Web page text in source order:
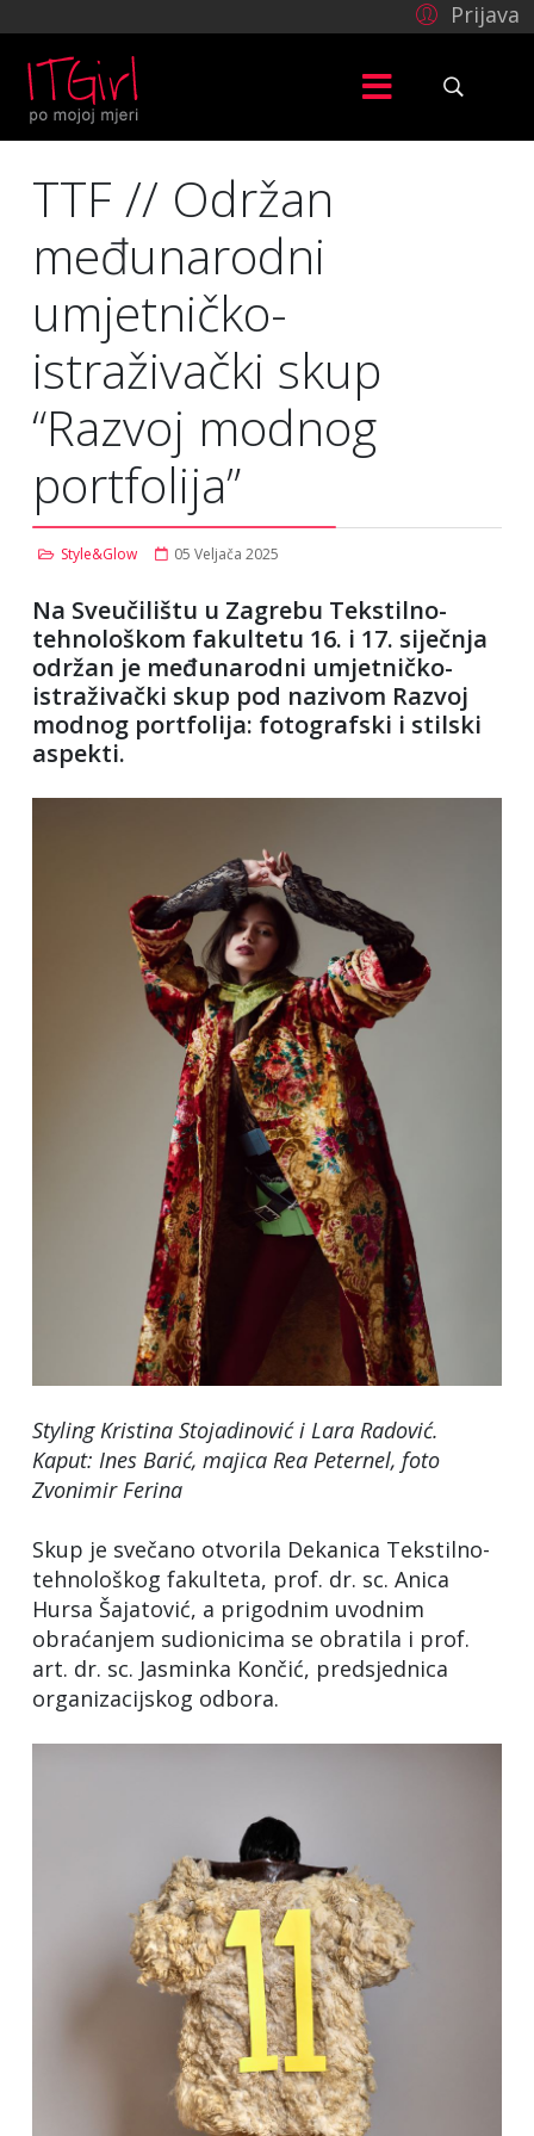
Prijava
TTF // Održan
međunarodni
umjetničko-
istraživački skup
“Razvoj modnog
portfolija”
Style&Glow 05 Veljača 2025
Na Sveučilištu u Zagrebu Tekstilno-
tehnološkom fakultetu 16. i 17. siječnja
održan je međunarodni umjetničko-
istraživački skup pod nazivom Razvoj
modnog portfolija: fotografski i stilski
aspekti.
Styling Kristina Stojadinović i Lara Radović.
Kaput: Ines Barić, majica Rea Peternel, foto
Zvonimir Ferina
Skup je svečano otvorila Dekanica Tekstilno-
tehnološkog fakulteta, prof. dr. sc. Anica
Hursa Šajatović, a prigodnim uvodnim
obraćanjem sudionicima se obratila i prof.
art. dr. sc. Jasminka Končić, predsjednica
organizacijskog odbora.